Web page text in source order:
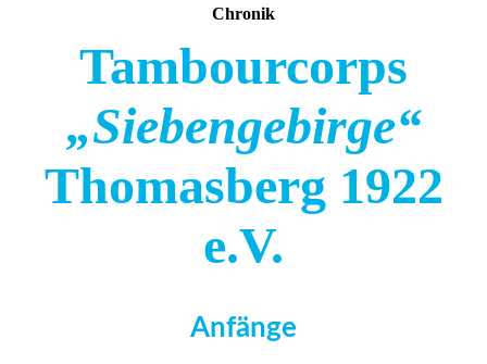
Chronik
Tambourcorps
„Siebengebirge“
Thomasberg 1922
e.V.
Anfänge